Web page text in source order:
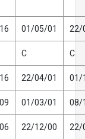
01/05/01 22/
C C
22/04/01 01/
01/03/01 08/
22/12/00 22/